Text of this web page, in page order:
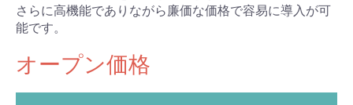
さらに高機能でありながら廉価な価格で容易に導入が可
能です。
オープン価格